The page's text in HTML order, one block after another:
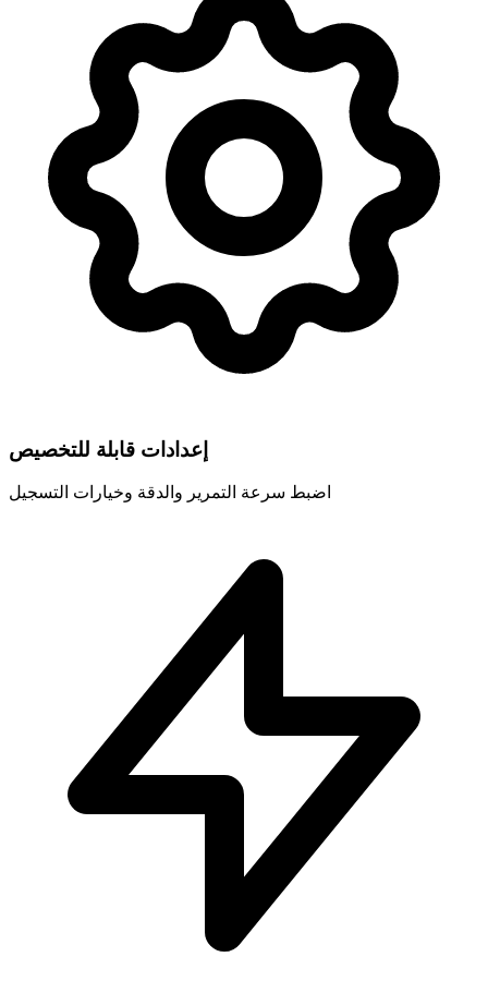
إعدادات قابلة للتخصيص
اضبط سرعة التمرير والدقة وخيارات التسجيل